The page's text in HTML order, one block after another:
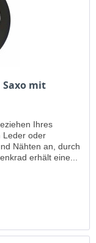
Saxo mit
Ihres
Leder oder
Nähten an, durch
erhält eine...